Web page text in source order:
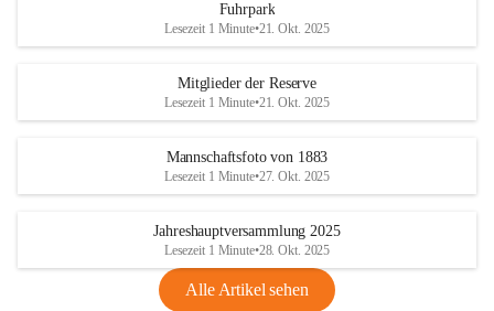
a
Fuhrpark
Lesezeit 1 Minute•21. Okt. 2025
Mitglieder der Reserve
Lesezeit 1 Minute•21. Okt. 2025
Mannschaftsfoto von 1883
Lesezeit 1 Minute•27. Okt. 2025
Jahreshauptversammlung 2025
Lesezeit 1 Minute•28. Okt. 2025
Alle Artikel sehen